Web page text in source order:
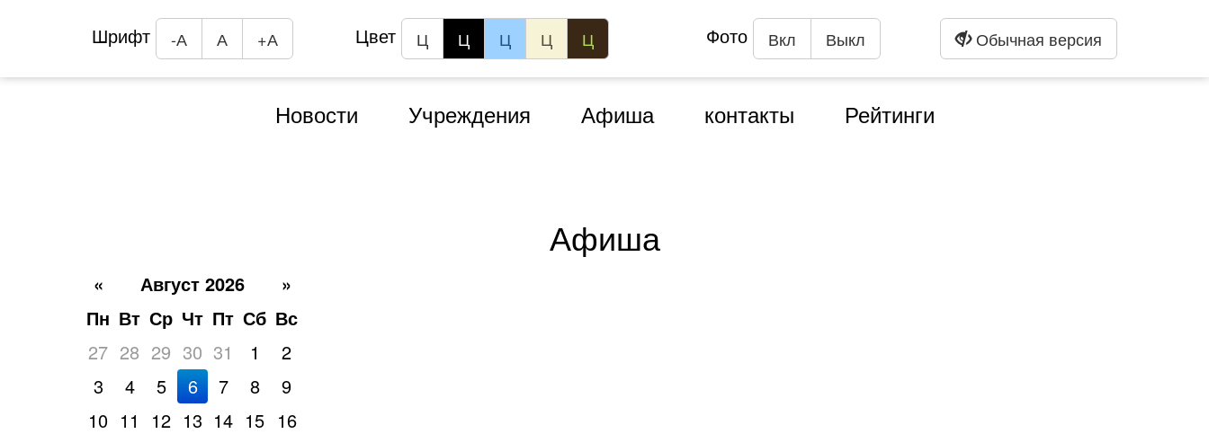
Шрифт -А А +А Цвет Ц Ц Ц Ц Ц Фото Вкл Выкл Обычная версия
Новости Учреждения Афиша контакты Рейтинги
Афиша
« Август 2026
»
Пн Вт Ср Чт Пт Сб Вс
27 28 29 30 31 1
2
3
4 5 6 7 8
9
10 11 12 13 14 15 16